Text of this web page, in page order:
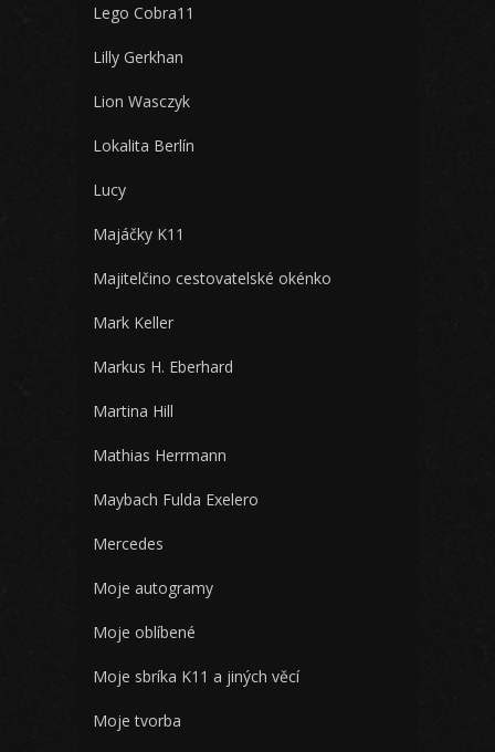
Lego Cobra11
Lilly Gerkhan
Lion Wasczyk
Lokalita Berlín
Lucy
Majáčky K11
Majitelčino cestovatelské okénko
Mark Keller
Markus H. Eberhard
Martina Hill
Mathias Herrmann
Maybach Fulda Exelero
Mercedes
Moje autogramy
Moje oblíbené
Moje sbríka K11 a jiných věcí
Moje tvorba